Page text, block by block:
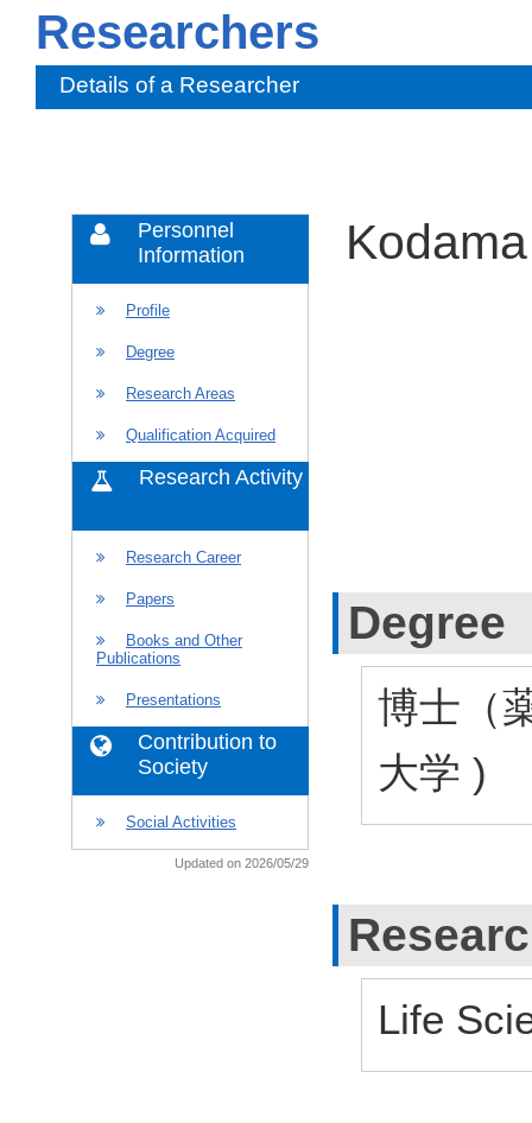
Researchers
Details of a Researcher
Personnel
Information
Profile
Degree
Research Areas
Qualification Acquired
Research Activity
Research Career
Papers
Books and Other
Publications
Presentations
Contribution to
Society
Social Activities
Updated on 2026/05/29
Degree
博士（
大学 )
Life